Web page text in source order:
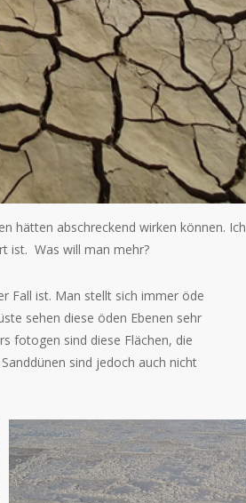
hätten abschreckend wirken können. Ich
ist. Was will man mehr?
Fall ist. Man stellt sich immer öde
sehen diese öden Ebenen sehr
fotogen sind diese Flächen, die
sind jedoch auch nicht